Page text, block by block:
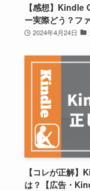
【感想】Kindle
ー実際どう？フ
2024年4月24日
【コレが正解
は？【広告・